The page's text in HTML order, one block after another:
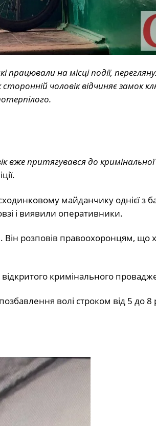
на місці події,
чоловік відчиняє замок
вже притягувався до кримінальної
майданчику однієї з
і виявили оперативники.
розповів правоохоронцям, що
кримінального
волі строком від 5 до 8